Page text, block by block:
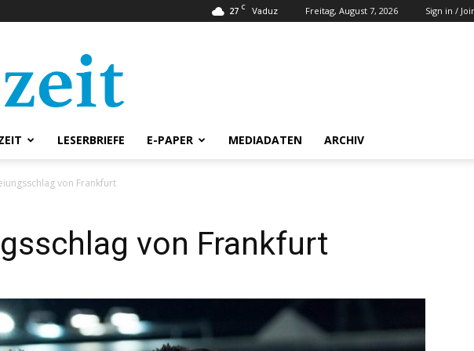
27 C Vaduz Freitag, August 7, 2026 Sign in /
LESERBRIEFE E-PAPER MEDIADATEN ARCHIV
von Frankfurt
von Frankfurt